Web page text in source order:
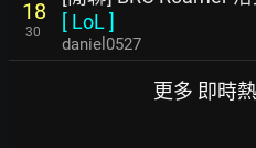
18
30
[ LoL ]
daniel0527
更多 即時